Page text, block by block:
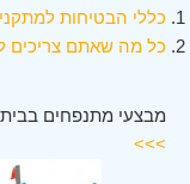
כללי הבטיחות
כל מה שאתם
מבצעי מתנפחים
>>>